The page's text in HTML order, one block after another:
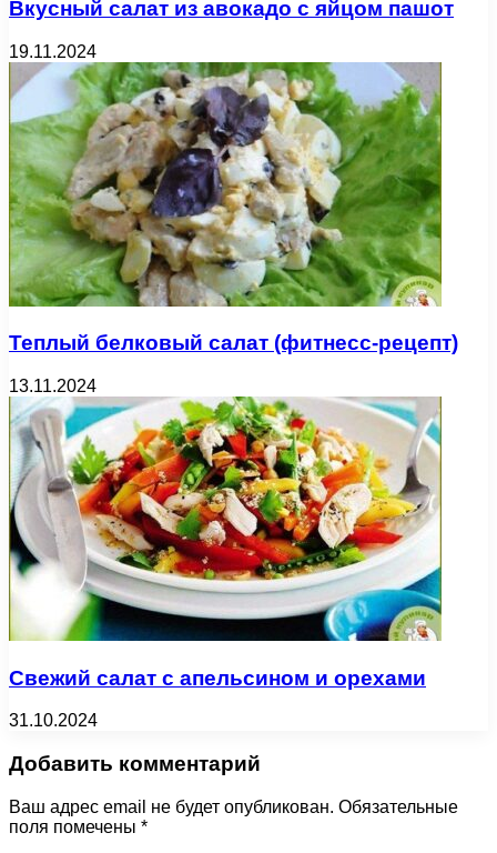
Вкусный салат из авокадо с яйцом пашот
19.11.2024
Теплый белковый салат (фитнесс-рецепт)
13.11.2024
Свежий салат с апельсином и орехами
31.10.2024
Добавить комментарий
Ваш адрес email не будет опубликован. Обязательные
поля помечены *